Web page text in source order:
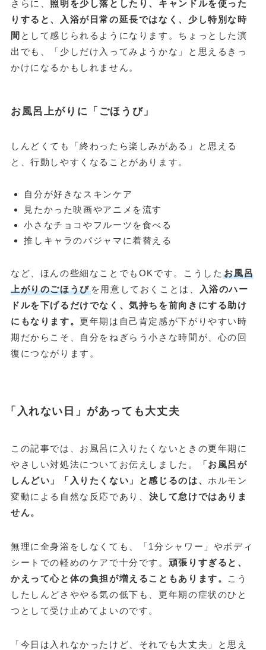
さらに、 照明を少し落としたり、キャンドルを使った
りすると、入浴が日常の延長ではなく、少し特別な時
間 として感じられるようになります。ちょっとした演
出でも、「少しだけ入ってみようかな」と思えるきっ
かけになるかもしれません。
お風呂上がりに「ごほうび」
しんどくても「終わったら楽しみがある」と思える
と、行動しやすくなることがあります。
自分が好きなスキンケア
見たかった映画やアニメを流す
小さなチョコやフルーツを食べる
推しキャラのパジャマに着替える
など、ほんの些細なことでもOKです。こうしたお風呂
上がりのごほうびを用意しておくことは、
入浴のハー
ドルを下げるだけでなく、気持ちを前向きにする助け
にもなります。更年期は自己肯定感が下がりやすい時
期だからこそ、自分をねぎらう小さな時間が、心の回
復につながります。
「入れない日」があっても大丈夫
この記事では、お風呂に入りたくないときの更年期に
やさしい対処法についてお伝えしました。
「お風呂が
しんどい」「入りたくない」と感じるのは、 ホルモン
変動による自然な反応であり、 決して怠けではありま
せん。
無理に全身浴をしなくても、「1分シャワー」やボディ
シートでの軽めのケアで十分です。 頑張りすぎると、
かえって心と体の負担が増えることもあります。 こう
したしんどさややる気の低下も、更年期の症状のひと
つとして受け止めてよいのです。
「今日は入れなかったけど、それでも大丈夫」と思え